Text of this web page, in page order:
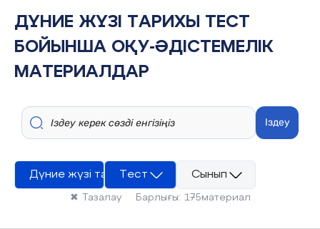
ДҮНИЕ ЖҮЗІ ТАРИХЫ ТЕСТ
БОЙЫНША ОҚУ-ӘДІСТЕМЕЛІК
МАТЕРИАЛДАР
Іздеу
Дүние жүзі тарихыТест Сынып
✖ Тазалау Барлығы: 175материал